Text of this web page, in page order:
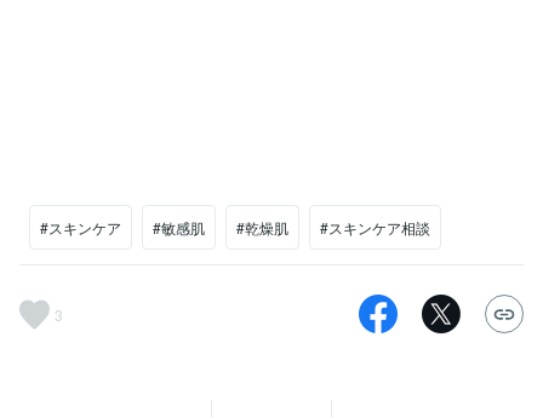
#スキンケア #敏感肌 #乾燥肌 #スキンケア相談
3